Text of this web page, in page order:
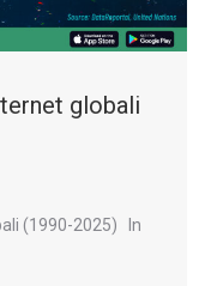
globali
(1990-2025) In